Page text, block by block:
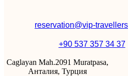
reservation@vip-
+90 537 357 34 37
Caglayan Mah.2091 Muratpasa,
Анталия, Турция